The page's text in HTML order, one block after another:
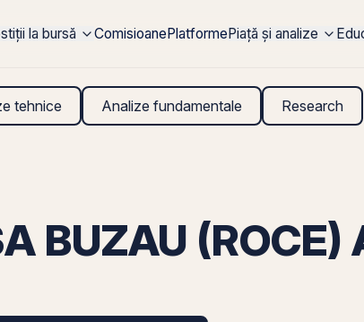
la bursă ComisioanePlatformePiață și analize
tehnice Analize fundamentale Research
BUZAU